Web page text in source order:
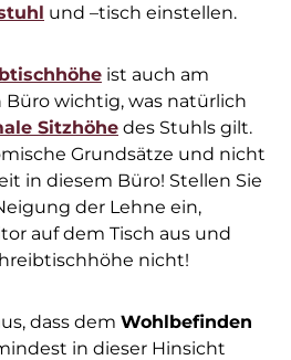
und –tisch einstellen.
ist auch am
wichtig, was natürlich
Sitzhöhe des Stuhls gilt.
Grundsätze und nicht
in diesem Büro! Stellen Sie
der Lehne ein,
auf dem Tisch aus und
nicht!
dass dem Wohlbefinden
in dieser Hinsicht